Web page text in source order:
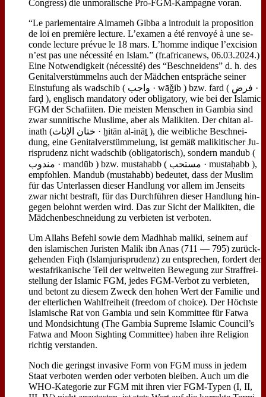
Con­gress) die un­mo­ra­li­sche Pro-FGM-Kam­pa­gne vor­an.
“Le par­le­men­tai­re Al­mameh Gib­ba a in­tro­duit la pro­po­si­ti­on
de loi en pre­miè­re lec­tu­re. L’examen a été ren­voyé à une se­
con­de lec­tu­re pré­vue le 18 mars. L’homme in­di­que l’excision
n’est pas une né­ces­si­té en Is­lam.” (fr.africanews, 06.03.2024.)
Ei­ne Not­wen­dig­keit (né­ces­si­té) des “Be­schnei­dens” d. h. des
Ge­ni­tal­ver­stüm­melns auch der Mäd­chen ent­sprä­che sei­ner
Ein­stu­fung als wad­schib ( واجب · wāǧib ) bzw. fard ( فرض ·
farḍ ), eng­lisch man­da­to­ry oder ob­li­ga­to­ry, wie bei der Is­la­mic
FGM der Scha­fii­ten. Die mei­sten Men­schen in Gam­bia sind
zwar sun­ni­ti­sche Mus­li­me, aber als Ma­li­ki­ten. Der chit­an al-
in­ath (ختان الإناث · ḫitān al-in­āṯ ), die weib­li­che Be­schnei­
dung, ei­ne Ge­ni­tal­ver­stüm­me­lung, ist ge­mäß ma­li­ki­ti­scher Ju­
ris­pru­denz nicht wad­schib (ob­li­ga­to­risch), son­dern man­dub (
مندوب · man­dūb ) bzw. mu­sta­habb ( مستحب · mu­staḥabb ),
emp­foh­len. Man­dub (mu­sta­habb) be­deu­tet, dass der Mus­lim
für das Un­ter­las­sen die­ser Hand­lung vor al­lem im Jen­seits
zwar nicht be­straft, für das Durch­füh­ren die­ser Hand­lung hin­
ge­gen be­lohnt wer­den wird. Das zur Sicht der Ma­li­ki­ten, die
Mäd­chen­be­schnei­dung zu ver­bie­ten ist ver­bo­ten.
Um Al­lahs Be­fehl so­wie dem Madhhab ma­li­ki, sei­nem auf
den is­la­mi­schen Ju­ri­sten Ma­lik ibn Anas (711 — 795) zu­rück­
ge­hen­den Fi­qh (Is­lam­ju­ris­pru­denz) zu ent­spre­chen, for­dert der
west­afri­ka­ni­sche Teil der welt­wei­ten Be­we­gung zur Straf­frei­
stel­lung der Is­la­mic FGM, je­des FGM-Ver­bot zu ver­bie­ten,
und be­tont zu die­sem Zweck den ho­hen Wert der Fa­mi­lie und
der el­ter­li­chen Wahl­frei­heit (free­dom of choice). Der Höch­ste
Is­la­mi­sche Rat von Gam­bia und sein Kom­mit­tee für Fat­wa
und Mond­sich­tung (The Gam­bia Su­pre­me Is­la­mic Council’s
Fat­wa and Moon Sight­ing Com­mit­tee) ha­ben ih­re Re­li­gi­on
rich­tig ver­stan­den.
Noch die ge­ringst in­va­si­ve Form von FGM muss in je­dem
Staat ver­bo­ten wer­den oder ver­bo­ten blei­ben. Auch um die
WHO-Ka­te­go­rie zur FGM mit ih­ren vier FGM-Ty­pen (I, II,